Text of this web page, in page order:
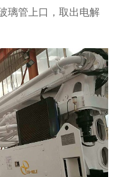
璃管上口，取出电解